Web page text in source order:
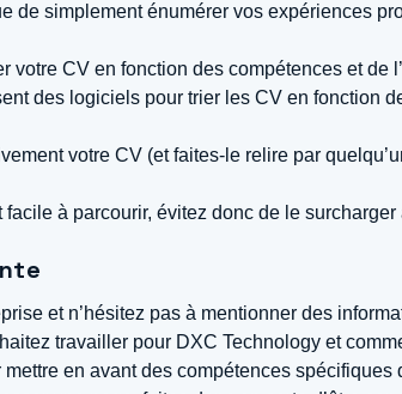
de simplement énumérer vos expériences
votre CV en fonction des compétences et
des logiciels pour trier les CV en fonction
votre CV (et faites-le relire par
à parcourir, évitez donc de le surcharger
et n’hésitez pas à mentionner des
travailler pour DXC Technology et
en avant des compétences